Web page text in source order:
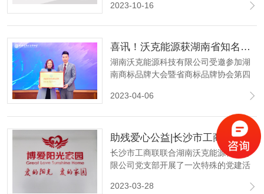
2023-10-16
喜讯！沃克能源获湖南省知名商标品牌认定
湖南沃克能源科技有限公司受邀参加湖
南商标品牌大会暨省商标品牌协会第四
名商标品牌”荣誉称号。
2023-04-06
助残爱心公益|长沙市工商联联合沃克能源慰问博爱阳光家园
长沙市工商联联合湖南沃克能源科技有
限公司党支部开展了一次特殊的党建活
智力残疾人托养服务中心。
2023-03-28